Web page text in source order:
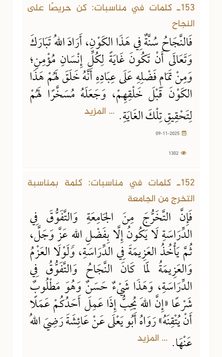
153ـ كلمات في مناسبات: كن حريصًا على
النجاح
فَالنَّجَاحُ سُنَّةٌ فِي هَذَا الكَوْنِ، أَرَادَ اللهُ تَبَارَكَ
وَتَعَالَى أَنْ تَكُونَ غَايَةً لِكُلِّ إِنْسَانٍ مُؤْمِنٍ؛
وَمِنْ تَمَامِ فَضْلِهِ عَلَى عِبَادِهِ أَنَّهُ خَلَقَ لَهُمْ هَذَا
الكَوْنَ قَبْلَ خَلْقِهِمْ، وَجَعَلَهُ مُسَخَّرًا لَهُمْ
لِتَحْقِيقِ تِلْكَ الغَايَةِ. ... المزيد
152ـ كلمات في مناسبات: كلمة بمناسبة
التخرج من الجامعة
فَإِنَّ التَّخَرُّجَ مِنَ الجَامِعَةِ وَالتَّفَوُّقَ فِي
الدِّرَاسَةِ لَا يَكُونُ إِلَّا بِفَضْلِ اللهِ عَزَّ وَجَلَّ،
ثُمَّ يَأْخُذُ العَزِيمَةَ فِي الدِّرَاسَةِ، وَلَوْلَا العَزْمُ
وَالعَزِيمَةُ لَمَا كَانَ النَّجَاحُ وَالتَّفَوُّقُ فِي
الدِّرَاسَةِ، وَهَذَا شَيْءٌ حَسَنٌ وَهُوَ مَطْلُوبٌ
شَرْعًا «إِنَّ اللهَ يُحِبُّ إِذَا عَمِلَ أَحَدُكُمْ عَمَلًا
أَنْ يُتْقِنَهُ» رَوَاهُ أَبُو يَعْلَى عَنْ عَائِشَةَ رَضِيَ اللهُ
عَنْهَا. ... المزيد